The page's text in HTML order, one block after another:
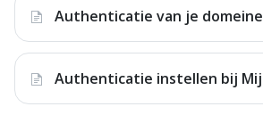
Authenticatie van je
Authenticatie instellen bij